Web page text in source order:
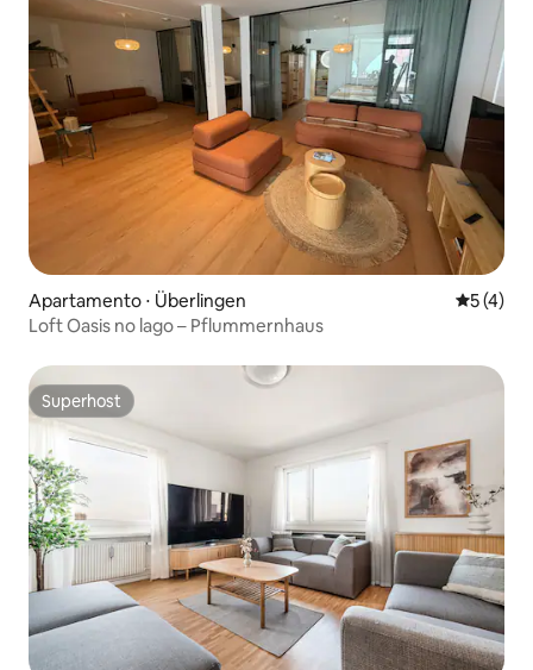
Apartamento ⋅ Überlingen 5 de
5 (4)
Loft Oasis no lago – Pflummernhaus
Superhost
Superhost